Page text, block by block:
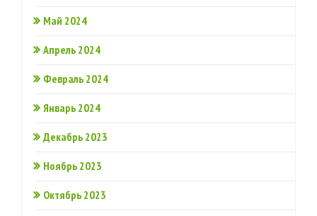
Май 2024
Апрель 2024
Февраль 2024
Январь 2024
Декабрь 2023
Ноябрь 2023
Октябрь 2023